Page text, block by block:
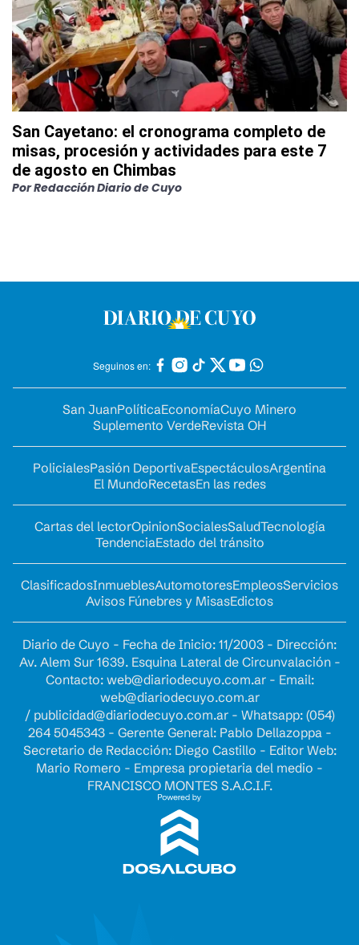
San Cayetano: el cronograma completo de
misas, procesión y actividades para este 7
de agosto en Chimbas
PorRedacción Diario de Cuyo
Seguinos en:
San JuanPolíticaEconomíaCuyo Minero
Suplemento VerdeRevista OH
PolicialesPasión DeportivaEspectáculosArgentina
El MundoRecetasEn las redes
Cartas del lectorOpinionSocialesSaludTecnología
TendenciaEstado del tránsito
ClasificadosInmueblesAutomotoresEmpleosServicios
Avisos Fúnebres y MisasEdictos
Diario de Cuyo - Fecha de Inicio: 11/2003 - Dirección:
Av. Alem Sur 1639. Esquina Lateral de Circunvalación -
Contacto: web@diariodecuyo.com.ar- Email:
web@diariodecuyo.com.ar
/ publicidad@diariodecuyo.com.ar- Whatsapp: (054)
264 5045343 - Gerente General: Pablo Dellazoppa -
Secretario de Redacción: Diego Castillo - Editor Web:
Mario Romero - Empresa propietaria del medio -
FRANCISCO MONTES S.A.C.I.F.